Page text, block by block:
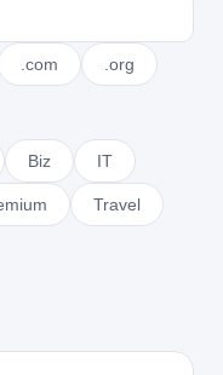
.com .org
Biz IT
Travel